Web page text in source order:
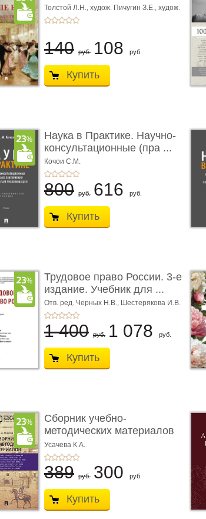
Толстой Л.Н., худож. Пичугин З.Е., худож.
Лебедев А.И.,
140 руб. 108 руб.
Купить
Наука в Практике. Научно-
консультационные (пра ...
Кочои С.М.
800 руб. 616 руб.
Купить
Трудовое право России. 3-е
издание. Учебник для ...
Отв. ред. Черных Н.В., Шестерякова И.В.
1 400 руб. 1 078 руб.
Купить
Сборник учебно-
методических материалов
по кур ...
Усачева К.А.
389 руб. 300 руб.
Купить